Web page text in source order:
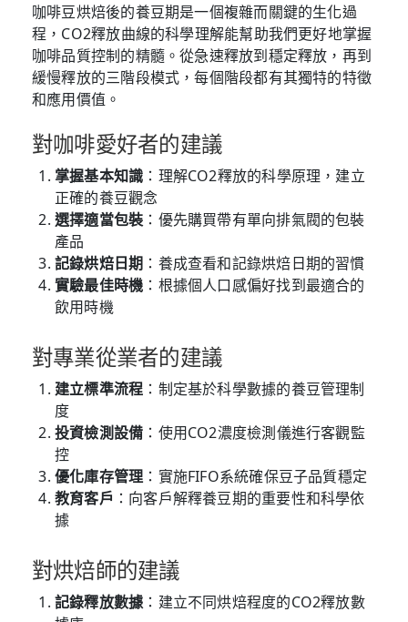
咖啡豆烘焙後的養豆期是一個複雜而關鍵的生化過
程，CO2釋放曲線的科學理解能幫助我們更好地掌握
咖啡品質控制的精髓。從急速釋放到穩定釋放，再到
緩慢釋放的三階段模式，每個階段都有其獨特的特徵
和應用價值。
對咖啡愛好者的建議
掌握基本知識 ：理解CO2釋放的科學原理，建立
正確的養豆觀念
選擇適當包裝 ：優先購買帶有單向排氣閥的包裝
產品
記錄烘焙日期 ：養成查看和記錄烘焙日期的習慣
實驗最佳時機 ：根據個人口感偏好找到最適合的
飲用時機
對專業從業者的建議
建立標準流程 ：制定基於科學數據的養豆管理制
度
投資檢測設備 ：使用CO2濃度檢測儀進行客觀監
控
優化庫存管理 ：實施FIFO系統確保豆子品質穩定
教育客戶 ：向客戶解釋養豆期的重要性和科學依
據
對烘焙師的建議
記錄釋放數據 ：建立不同烘焙程度的CO2釋放數